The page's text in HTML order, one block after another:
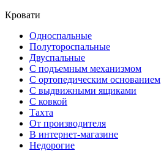
Кровати
Односпальные
Полутороспальные
Двуспальные
С подъемным механизмом
С ортопедическим основанием
С выдвижными ящиками
С ковкой
Тахта
От производителя
В интернет-магазине
Недорогие